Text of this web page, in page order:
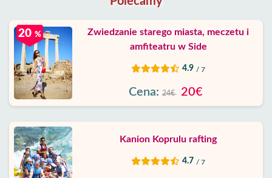
20 %
Zwiedzanie starego miasta, meczetu i
amfiteatru w Side
4.9 / 7
Cena: 24€ 20€
Kanion Koprulu rafting
4.7 / 7